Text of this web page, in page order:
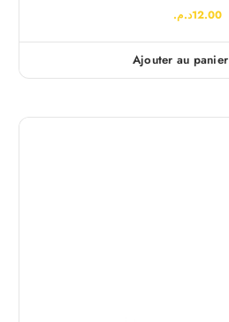
12.00د.م.
Ajouter au panier